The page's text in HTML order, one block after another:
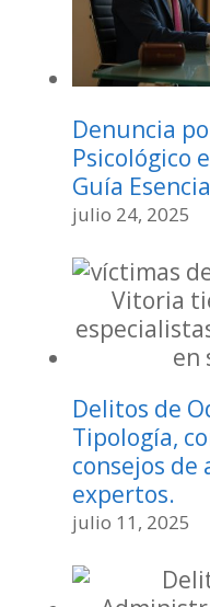
Denuncia
Psicológico
Guía
julio 24, 2025
Delitos de
Tipología,
consejos de
expertos.
julio 11, 2025